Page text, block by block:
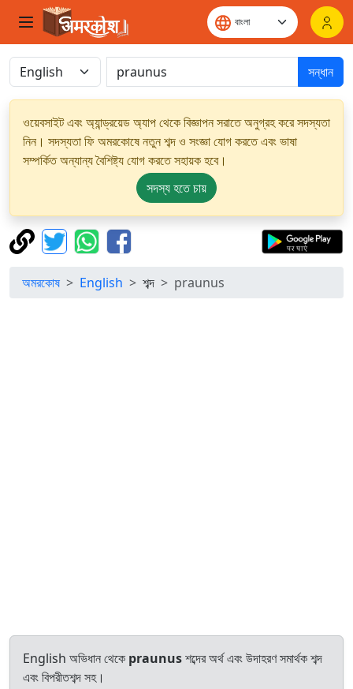
সন্ধান
ওয়েবসাইট এবং অ্যান্ড্রয়েড অ্যাপ থেকে বিজ্ঞাপন সরাতে অনুগ্রহ করে সদস্যতা
নিন। সদস্যতা ফি অমরকোষে নতুন শব্দ ও সংজ্ঞা যোগ করতে এবং ভাষা
সম্পর্কিত অন্যান্য বৈশিষ্ট্য যোগ করতে সহায়ক হবে।
সদস্য হতে চায়
অমরকোষ English শব্দ praunus
English অভিধান থেকে praunusশব্দের অর্থ এবং উদাহরণ সমার্থক শব্দ
এবং বিপরীতশব্দ সহ।